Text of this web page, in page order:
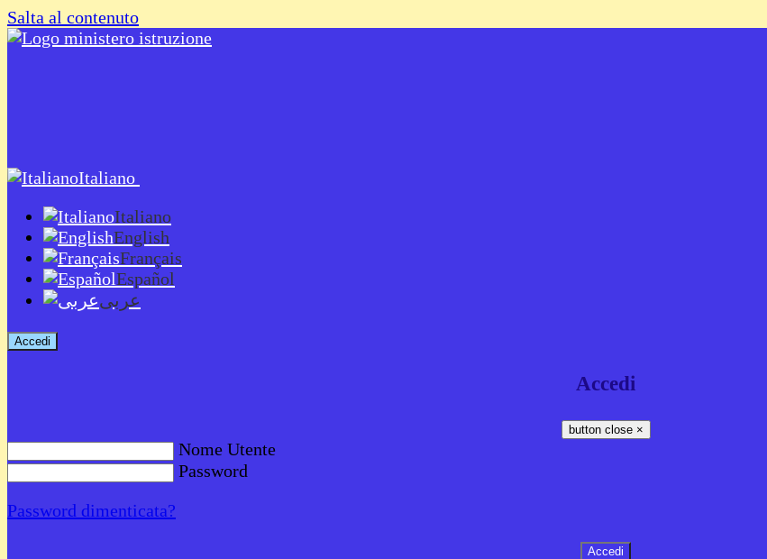
Salta al contenuto
Italiano
Italiano
English
Français
Español
عربى
Accedi
Accedi
button close ×
Nome Utente
Password
Password dimenticata?